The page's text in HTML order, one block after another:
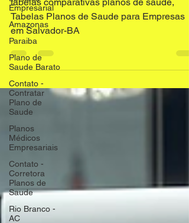
Empresarial
Amazonas
Paraiba
Plano de
Saude Barato
Contato -
Contratar
Plano de
Saude
Planos
Médicos
Empresariais
Contato -
Corretora
Planos de
Saude
Rio Branco -
AC
tabelas comparativas planos de saude,
Tabelas Planos de Saude para Empresas
em Salvador-BA